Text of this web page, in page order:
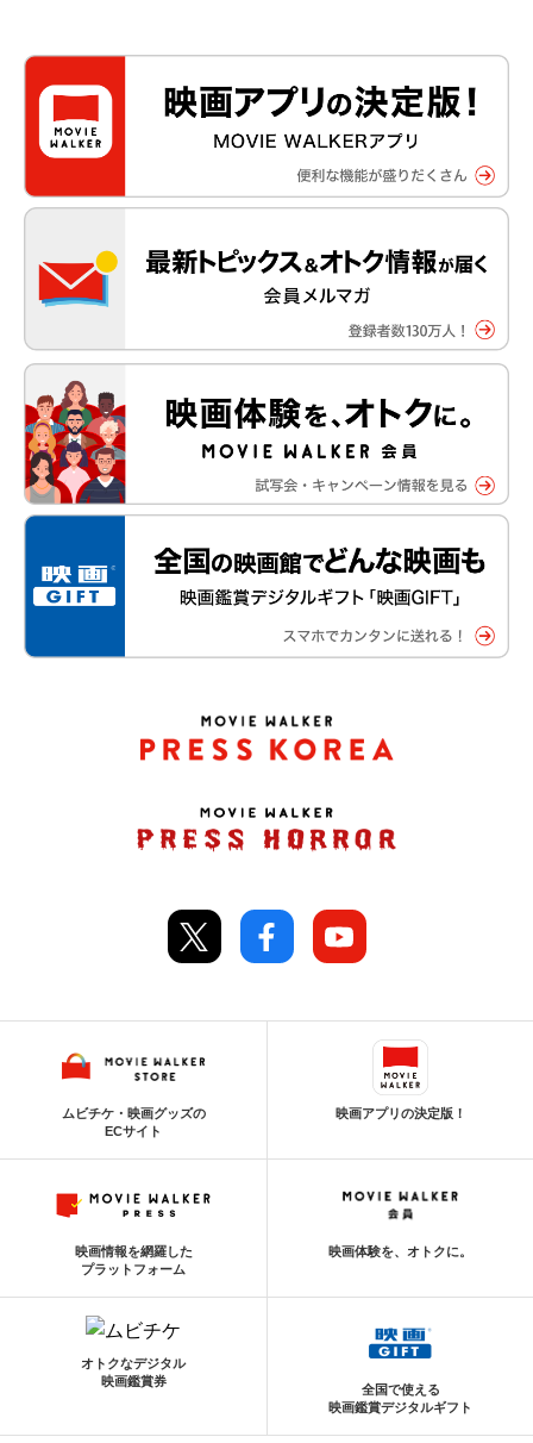
ムビチケ・映画グッズの
ECサイト
映画アプリの決定版！
映画情報を網羅した
プラットフォーム
映画体験を、オトクに。
オトクなデジタル
映画鑑賞券
全国で使える
映画鑑賞デジタルギフト